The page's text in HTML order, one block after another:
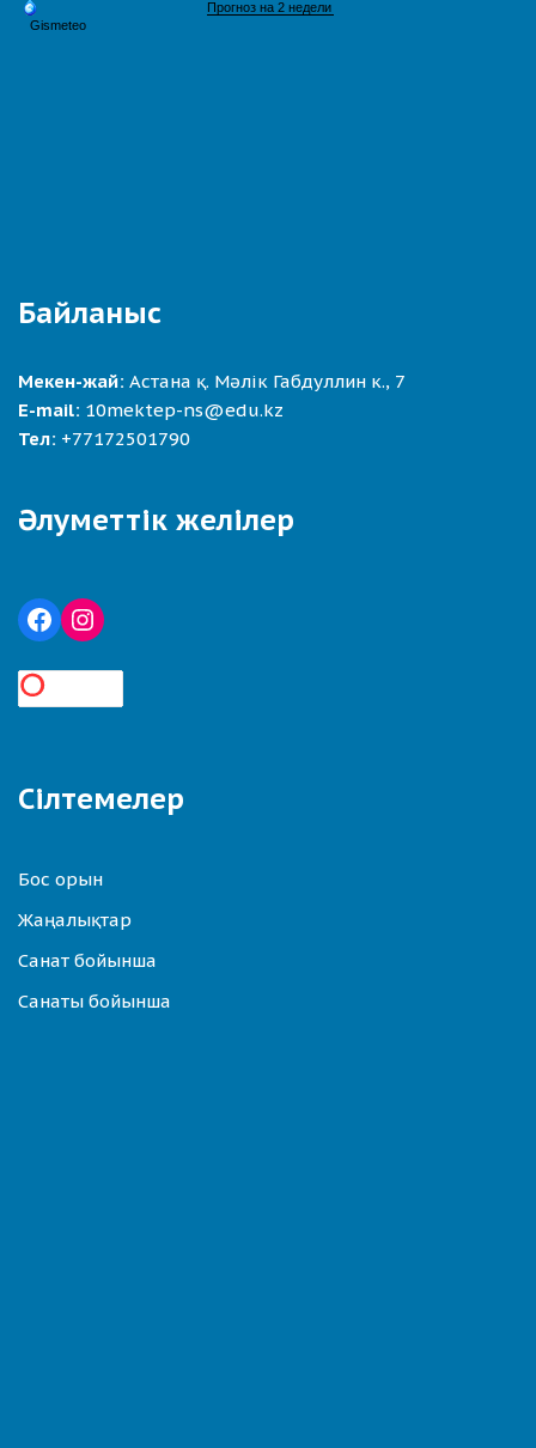
Байланыс
Мекен-жай: Астана қ. Мәлік Габдуллин к., 7
E-mail: 10mektep-ns@edu.kz
Тел: +77172501790
Әлуметтік желілер
Сілтемелер
Бос орын
Жаңалықтар
Санат бойынша
Санаты бойынша